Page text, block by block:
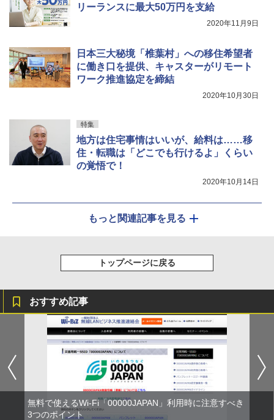
リーランスに最大50万円を支給
2020年11月9日
日本三大秘境「椎葉村」への移住希望者
に働き口を提供、キャスターがリモート
ワーク推進協定を締結
2020年10月30日
特集
地方は住宅事情はいいが、給料は……移
住・転職は「どこでも行けるよ」くらい
の覚悟で！
2020年10月14日
もっと関連記事を見る
トップページに戻る
おすすめ記事
無料で使えるWi-Fi「00000JAPAN」利用時に注意すべき
3つのポイント